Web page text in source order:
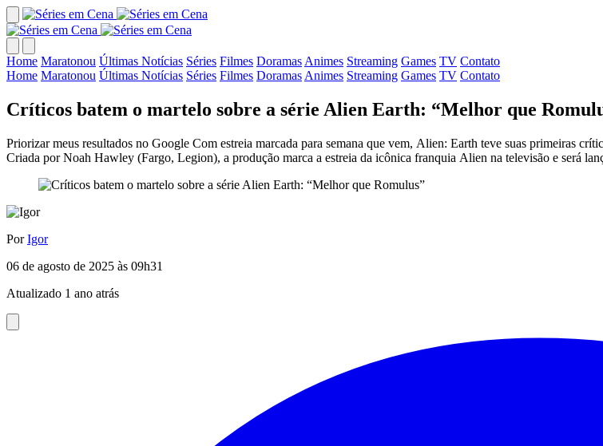
Home Maratonou Últimas Notícias Séries Filmes Doramas Animes Streaming Games TV Contato
Home Maratonou Últimas Notícias Séries Filmes Doramas Animes Streaming Games TV Contato
Críticos batem o martelo sobre a série Alien Earth: “Melhor que
Priorizar meus resultados no Google Com estreia marcada para semana que vem, Alien: Earth teve suas primeiras
Criada por Noah Hawley (Fargo, Legion), a produção marca a estreia da icônica franquia Alien na televisão e será
PorIgor
06 de agosto de 2025 às 09h31
Atualizado 1 ano atrás